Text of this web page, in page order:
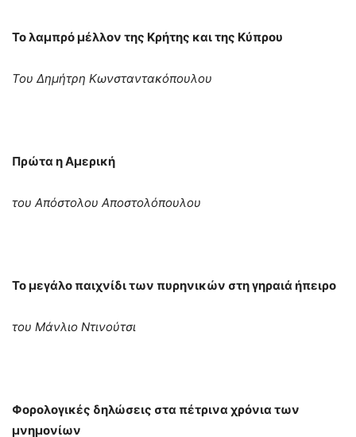
Το λαμπρό μέλλον της Κρήτης και της Κύπρου
Του Δημήτρη Κωνσταντακόπουλου
Πρώτα η Αμερική
του Απόστολου Αποστολόπουλου
Το μεγάλο παιχνίδι των πυρηνικών στη γηραιά ήπειρο
του Μάνλιο Ντινούτσι
Φορολογικές δηλώσεις στα πέτρινα χρόνια των
μνημονίων